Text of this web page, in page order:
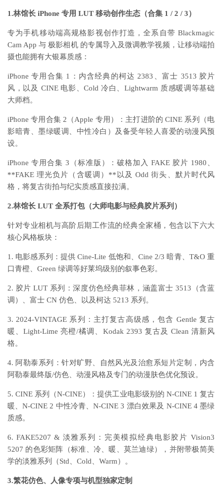
1.林馆长 iPhone 专用 LUT 移动创作生态（合集 1 / 2 / 3）
专为手机移动端高规格影视创作打造，全系自带 Blackmagic
Cam App 与 极影相机 的专属导入及微调教学视频，让移动端拍
摄也能拥有大银幕质感：
iPhone 专用合集 1：内含经典的柯达 2383、富士 3513 胶片
风，以及 CINE 电影、Cold 冷白、Lightwarm 质感暖调等基础
大师档。
iPhone 专用合集 2（Apple 专用）：主打进阶的 CINE 系列（电
影暗青、墨绿暖调、中性冷白）及备受年轻人喜爱的动漫风预
设。
iPhone 专用合集 3（标准版）：破格加入 FAKE 胶片 1980、
**FAKE 理光负片（含暖调）**以及 Odd 街头、默片时代风
格，将复古街拍与纪实质感直接拉满。
2.林馆长 LUT 全系打包（大师电影与经典胶片系列）
针对专业相机与高阶后期工作流的经典全家桶，包含以下六大
核心风格板块：
1. 电影感系列：提供 Cine-Lite 低饱和、Cine 2/3 暗青、T&O 重
口青橙、Green 绿调等好莱坞级别的叙事色彩。
2. 胶片 LUT 系列：深度仿色经典菲林，涵盖富士 3513（含蓝
调）、富士 CN 仿色、以及柯达 5213 系列。
3. 2024-VINTAGE 系列：主打复古高级感，包含 Gentle 复古
暖、Light-Lime 亮橙/橘调、Kodak 2393 复古及 Clean 清新风
格。
4. 阿勒泰系列：针对旷野、自然风光及治愈系短片定制，内含
阿勒泰最终版/仿色、动漫风格及专门的动漫肤色优化预设。
5. CINE 系列（N-CINE）：提供工业电影级别的 N-CINE 1 复古
暖、N-CINE 2 中性冷青、N-CINE 3 漂白效果及 N-CINE 4 墨绿
质感。
6. FAKE5207 & 淡雅系列：完美模拟经典电影胶片 Vision3
5207 的色彩矩阵（标准、冷、暖、莫兰迪绿），并附带极简美
学的淡雅系列（Std、Cold、Warm）。
3.繁花仿色、人像专项与机型独家定制